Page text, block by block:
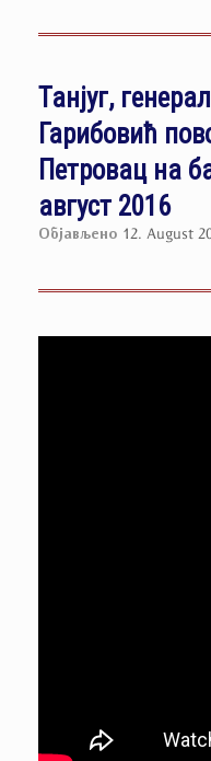
Танјуг,
Гарибовић
Петровац на
август 2016
Објављено 12. August